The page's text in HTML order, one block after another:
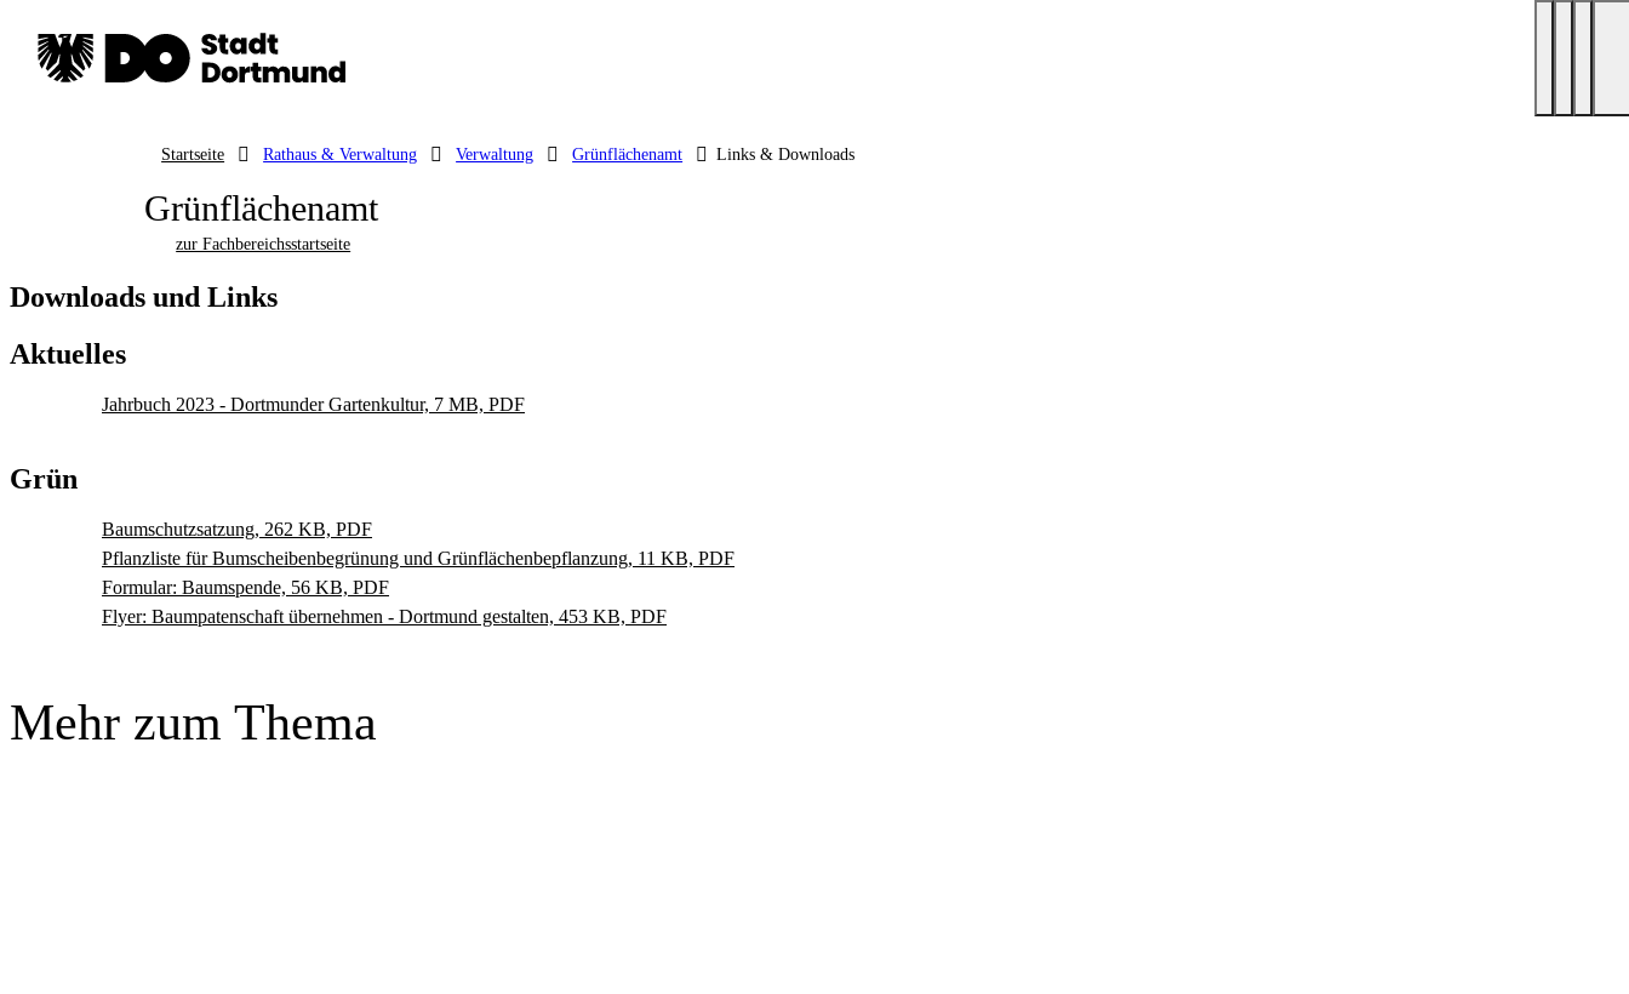
Startseite Rathaus & Verwaltung Verwaltung Grünflächenamt Links & Downloads
Grünflächenamt
zur Fachbereichsstartseite
Downloads und Links
Aktuelles
Jahrbuch 2023 - Dortmunder Gartenkultur, 7 MB, PDF
Grün
Baumschutzsatzung, 262 KB, PDF
Pflanzliste für Bumscheibenbegrünung und Grünflächenbepflanzung, 11 KB, PDF
Formular: Baumspende, 56 KB, PDF
Flyer: Baumpatenschaft übernehmen - Dortmund gestalten, 453 KB, PDF
Mehr zum Thema